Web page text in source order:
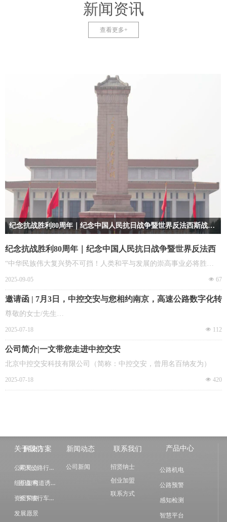
纪念抗战胜利80周年｜纪念中国人民抗日战争暨世界反法西
斯战争胜利80周年大会在京举行
“中华民族伟大复兴势不可挡！人类和平与发展的崇高事业必将胜
利！”
넶 67
2025-09-05
邀请函 | 7月3日，中控交安与您相约南京，高速公路数字化转
型关键技术研讨会！
尊敬的女士/先生
您好!
非常感谢您对我司长期以来的关注与支持。2025，,我司
启动上市计划，由 “ 百纳友为 ” 升级为 “ 中控交安 ” 我
们将再次扬帆起航!现诚邀您参加 2025 中国交通信息
넶 112
2025-07-18
公司简介|一文带您走进中控交安
北京中控交安科技有限公司（简称：中控交安，曾用名百纳友为）
넶 420
2025-07-18
纪念抗战胜利80周年｜纪念中国人民抗日战争暨世界反法西斯战争胜利80周年大会在京举行
新闻资讯
查看更多+
关于我们 新闻动态 联系我们 产品中心
解决方案
公司简介
组织架构
资质荣誉
发展愿景
雾天公路行车诱导
匝道/弯道诱导方案
长下坡行车智能诱导
公司新闻
招贤纳士
创业加盟
联系方式
公路机电
公路预警
感知检测
智慧平台